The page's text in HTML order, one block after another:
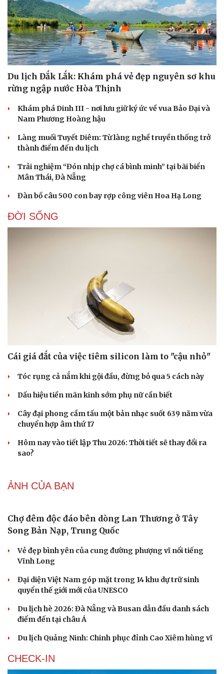
Tư vấn
Săn Tour
check-in
Câu chuyện thời sự
Đọc truyện đêm khuya
Cửa sổ tình yêu
Kể chuyện cho bé
Hạt giống tâm hồn
Cải chính
Du lịch Đắk Lắk: Khám phá vẻ đẹp nguyên sơ khu
rừng ngập nước Hòa Thịnh
Khám phá Dinh III - nơi lưu giữ ký ức về vua Bảo Đại và
Nam Phương Hoàng hậu
Làng muối Tuyết Diêm: Từ làng nghề truyền thống trở
thành điểm đến du lịch
Trải nghiệm “Đón nhịp chợ cá bình minh” tại bãi biển
Mân Thái, Đà Nẵng
Đàn bồ câu 500 con bay rợp công viên Hoa Hạ Long
ĐỜI SỐNG
Cái giá đắt của việc tiêm silicon làm to "cậu nhỏ"
Tóc rụng cả nắm khi gội đầu, đừng bỏ qua 5 cách này
Dấu hiệu tiền mãn kinh sớm phụ nữ cần biết
Cây đại phong cầm tấu một bản nhạc suốt 639 năm vừa
chuyển hợp âm thứ 17
Hôm nay vào tiết lập Thu 2026: Thời tiết sẽ thay đổi ra
sao?
ẢNH CỦA BẠN
Chợ đêm độc đáo bên dòng Lan Thương ở Tây
Song Bản Nạp, Trung Quốc
Vẻ đẹp bình yên của cung đường phượng vĩ nổi tiếng
Vĩnh Long